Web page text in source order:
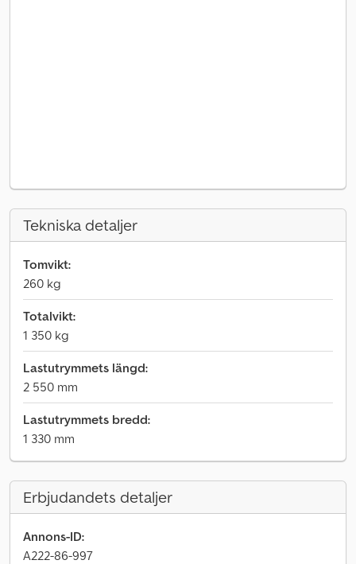
Tekniska detaljer
Tomvikt:
260 kg
Totalvikt:
1 350 kg
Lastutrymmets längd:
2 550 mm
Lastutrymmets bredd:
1 330 mm
Erbjudandets detaljer
Annons-ID:
A222-86-997